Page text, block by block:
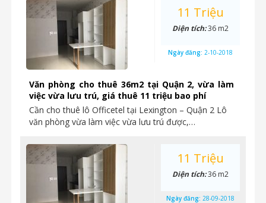
Văn phòng cho thuê 36m2 tại Quận 2, vừa làm
việc vừa lưu trú, giá thuê 11 triệu bao phí
Cần cho thuê lô Officetel tại Lexington – Quận 2 Lô
văn phòng vừa làm việc vừa lưu trú được,…
11 Triệu
Diện tích:36 m2
Ngày đăng: 2-10-2018
11 Triệu
Diện tích:36 m2
Ngày đăng: 28-09-2018